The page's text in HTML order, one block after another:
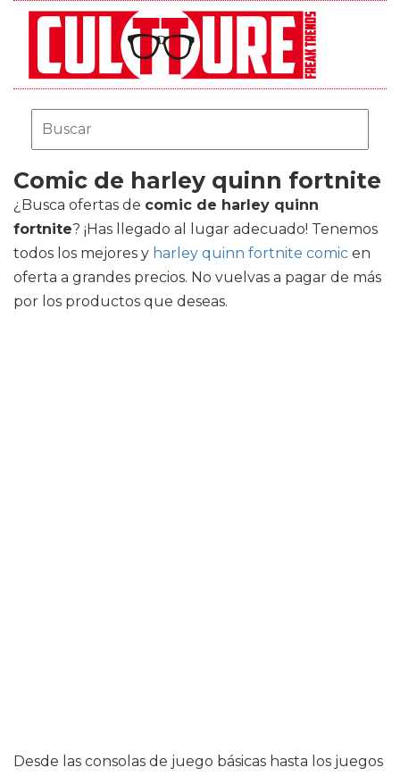
Comic de harley quinn fortnite
¿Busca ofertas de comic de harley quinn
fortnite? ¡Has llegado al lugar adecuado! Tenemos
todos los mejores y harley quinn fortnite comic en
oferta a grandes precios. No vuelvas a pagar de más
por los productos que deseas.
Desde las consolas de juego básicas hasta los juegos